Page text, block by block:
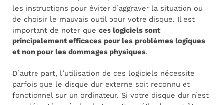
les instructions pour éviter d’aggraver la situation ou
de choisir le mauvais outil pour votre disque. Il est
important de noter que ces logiciels sont
principalement efficaces pour les problèmes logiques
et non pour les dommages physiques.
D’autre part, l’utilisation de ces logiciels nécessite
parfois que le disque dur externe soit reconnu et
fonctionnel sur un ordinateur. Si votre disque dur n’est